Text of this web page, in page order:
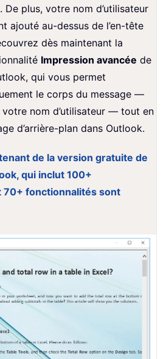
plus, votre nom d’utilisateur
ajouté au-dessus de l’en-tête
dès maintenant la
Impression avancée de
qui vous permet
le corps du message —
votre nom d’utilisateur — tout en
d’arrière-plan dans Outlook.
de la version gratuite de
qui inclut 100+
70+ fonctionnalités sont